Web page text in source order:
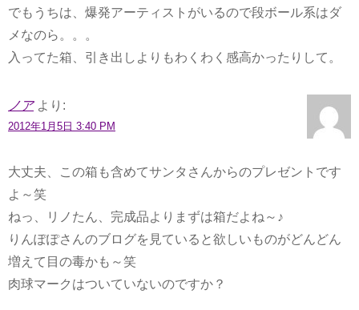
でもうちは、爆発アーティストがいるので段ボール系はダ
メなのら。。。
入ってた箱、引き出しよりもわくわく感高かったりして。
ノア より:
2012年1月5日 3:40 PM
大丈夫、この箱も含めてサンタさんからのプレゼントです
よ～笑
ねっ、リノたん、完成品よりまずは箱だよね～♪
りんぽぽさんのブログを見ていると欲しいものがどんどん
増えて目の毒かも～笑
肉球マークはついていないのですか？